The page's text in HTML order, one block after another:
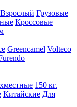
Взрослый Грузовые
Кроссовые
Greencamel Volteco
150 кг.
Китайские Для